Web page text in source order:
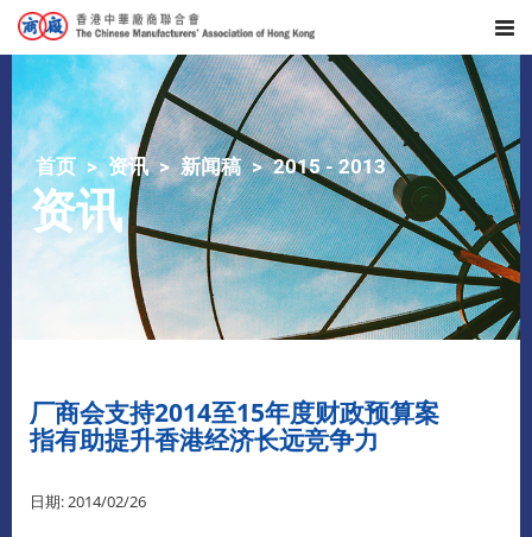
首页 资讯 新闻稿 2015 - 2013
资讯
厂商会支持2014至15年度财政预算案
指有助提升香港经济长远竞争力
日期: 2014/02/26